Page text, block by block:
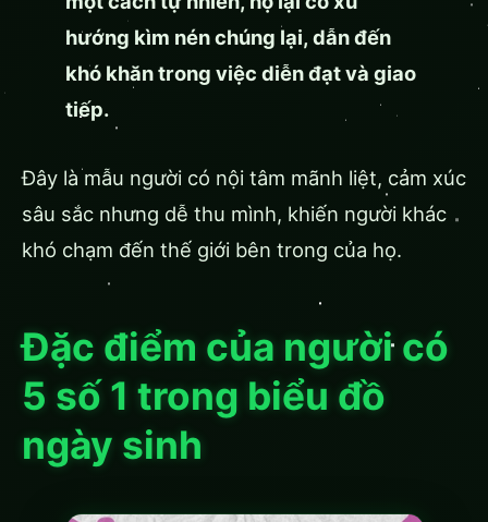
hướng kìm nén chúng lại, dẫn đến
khó khăn trong việc diễn đạt và giao
tiếp.
Đây là mẫu người có nội tâm mãnh liệt, cảm xúc
sâu sắc nhưng dễ thu mình, khiến người khác
khó chạm đến thế giới bên trong của họ.
Đặc điểm của người có
5 số 1 trong biểu đồ
ngày sinh